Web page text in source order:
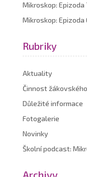
Mikroskop: Epizoda
Mikroskop: Epizoda
Rubriky
Aktuality
Činnost
Důležité informace
Fotogalerie
Novinky
Školní podcast:
Archivy